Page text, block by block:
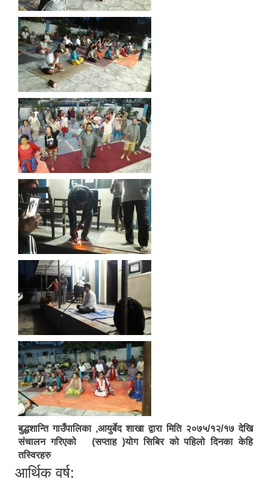
बुद्धशान्ति गाउँपालिका ,आयुर्बेद शाखा द्वारा मिति २०७५/१२/१७ देखि
संचालन गरिएको (सप्ताह )योग सिबिर को पहिलो दिनका केहि
तस्विरहरु
आर्थिक वर्ष: